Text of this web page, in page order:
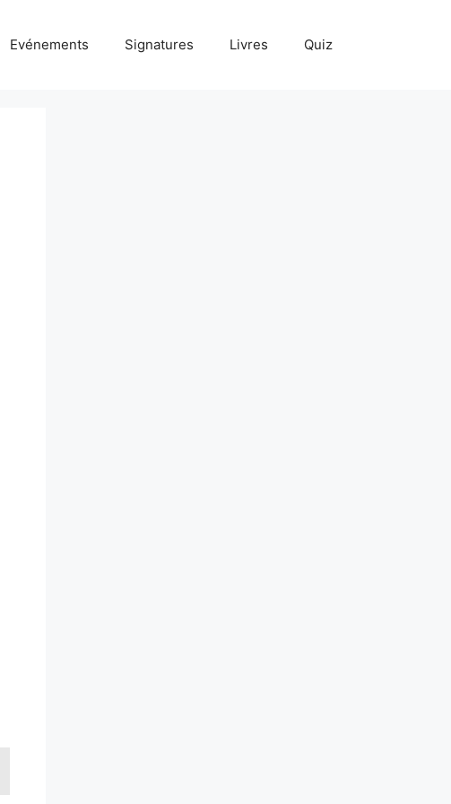
Evénements Signatures Livres Quiz